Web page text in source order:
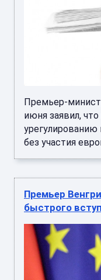
Премьер-
июня заявил,
без участия
Премьер
быстрого